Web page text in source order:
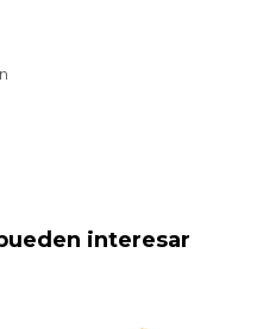
interesar